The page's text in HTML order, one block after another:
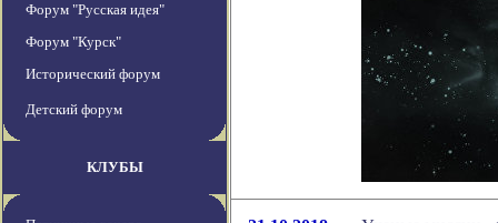
Форум "Русская идея"
Форум "Курск"
Исторический форум
Детский форум
КЛУБЫ